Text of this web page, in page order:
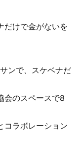
だけで金がないを
ンで、スケベナだ
会のスペースで8
コラボレーション